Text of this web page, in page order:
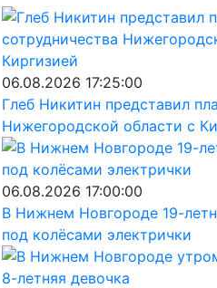
06.08.2026 17:25:00
Глеб Никитин представил
Нижегородской области с
06.08.2026 17:00:00
В Нижнем Новгороде 19-
под колёсами электрички